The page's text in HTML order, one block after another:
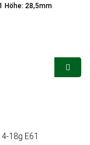
Höhe: 28,5mm